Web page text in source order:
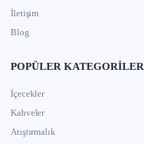
İletişim
Blog
POPÜLER KATEGORILER
İçecekler
Kahveler
Atıştırmalık